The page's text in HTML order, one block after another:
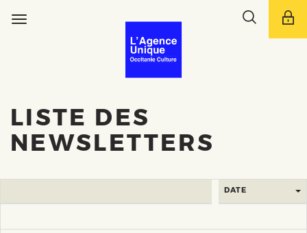
Toggle
LISTE DES
NEWSLETTERS
DATE